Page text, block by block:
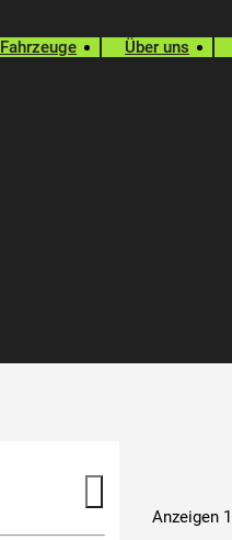
Fahrzeuge Über uns
Anzeigen